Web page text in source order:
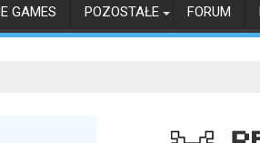
GAMES POZOSTAŁE FORUM